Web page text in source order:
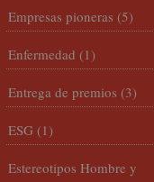
Empresas pioneras (5)
Enfermedad (1)
Entrega de premios (3)
ESG (1)
Estereotipos Hombre y